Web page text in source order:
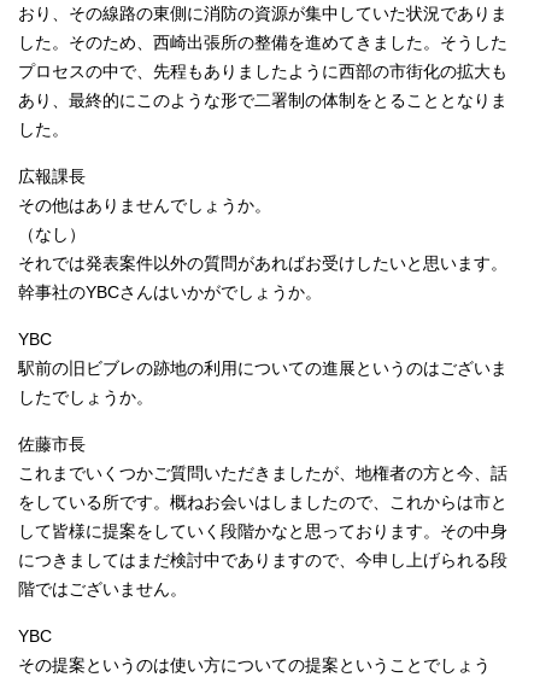
おり、その線路の東側に消防の資源が集中していた状況でありま
した。そのため、西崎出張所の整備を進めてきました。そうした
プロセスの中で、先程もありましたように西部の市街化の拡大も
あり、最終的にこのような形で二署制の体制をとることとなりま
した。
広報課長
その他はありませんでしょうか。
（なし）
それでは発表案件以外の質問があればお受けしたいと思います。
幹事社のYBCさんはいかがでしょうか。
YBC
駅前の旧ビブレの跡地の利用についての進展というのはございま
したでしょうか。
佐藤市長
これまでいくつかご質問いただきましたが、地権者の方と今、話
をしている所です。概ねお会いはしましたので、これからは市と
して皆様に提案をしていく段階かなと思っております。その中身
につきましてはまだ検討中でありますので、今申し上げられる段
階ではございません。
YBC
その提案というのは使い方についての提案ということでしょう